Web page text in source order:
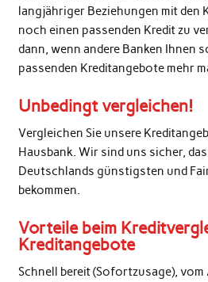
langjähriger Beziehungen mit den
noch einen passenden Kredit zu
dann, wenn andere Banken Ihnen
passenden Kreditangebote mehr
Unbedingt vergleichen!
Vergleichen Sie unsere
Hausbank. Wir sind uns sicher,
Deutschlands günstigsten und
bekommen.
Vorteile beim
Kreditangebote
Schnell bereit (Sofortzusage), vom